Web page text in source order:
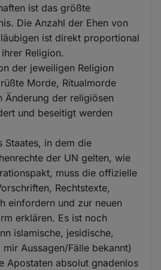
ist das größte
Die Anzahl der Ehen von
ist direkt proportional
Religion.
der jeweiligen Religion
Morde, Ritualmorde
Änderung der religiösen
und beseitigt werden
Staates, in dem die
der UN gelten, wie
muss die offizielle
Rechtstexte,
einfordern und zur neuen
erklären. Es ist noch
islamische, jesidische,
Aussagen/Fälle bekannt)
Apostaten absolut gnadenlos